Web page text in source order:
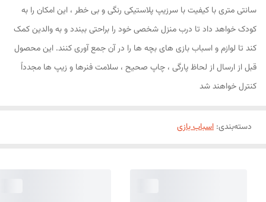
سانتی متری با کیفیت با سرزیپ پلاستیکی رنگی و بی خطر ، این امکان را به
کودک خواهد داد تا درب منزل شخصی خود را براحتی ببندد و به والدین کمک
کند تا لوازم و اسباب بازی های بچه ها را در آن جمع آوری کنند. این محصول
قبل از ارسال از لحاظ پارگی ، چاپ صحیح ، سلامت فنرها و زیپ ها مجدداً
کنترل خواهند شد
دسته‌بندی: اسباب بازی